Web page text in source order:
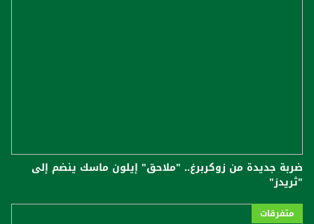
ضربة جديدة من زوكربرغ.. "ملاحق" إيلون ماسك ينضم إلى
"ثريدز"
متفرقات